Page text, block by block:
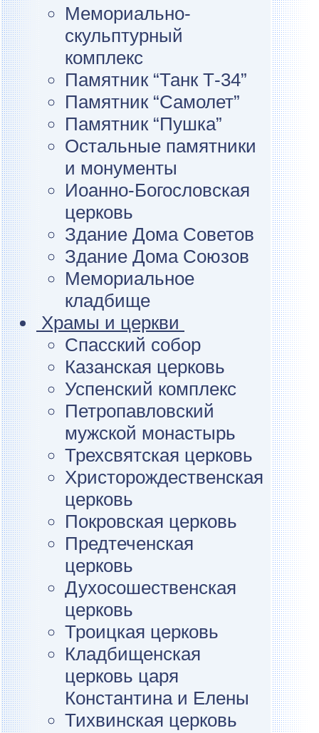
Мемориально-
скульптурный
комплекс
Памятник “Танк Т-34”
Памятник “Самолет”
Памятник “Пушка”
Остальные памятники
и монументы
Иоанно-Богословская
церковь
Здание Дома Советов
Здание Дома Союзов
Мемориальное
кладбище
Храмы и церкви
Спасский собор
Казанская церковь
Успенский комплекс
Петропавловский
мужской монастырь
Трехсвятская церковь
Христорождественская
церковь
Покровская церковь
Предтеченская
церковь
Духосошественская
церковь
Троицкая церковь
Кладбищенская
церковь царя
Константина и Елены
Тихвинская церковь